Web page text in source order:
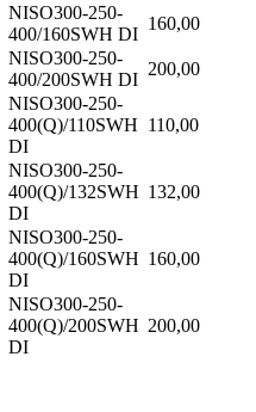
NISO300-250-
400/160SWH DI
160,00
NISO300-250-
400/200SWH DI
200,00
NISO300-250-
400(Q)/110SWH
DI
110,00
NISO300-250-
400(Q)/132SWH
DI
132,00
NISO300-250-
400(Q)/160SWH
DI
160,00
NISO300-250-
400(Q)/200SWH
DI
200,00